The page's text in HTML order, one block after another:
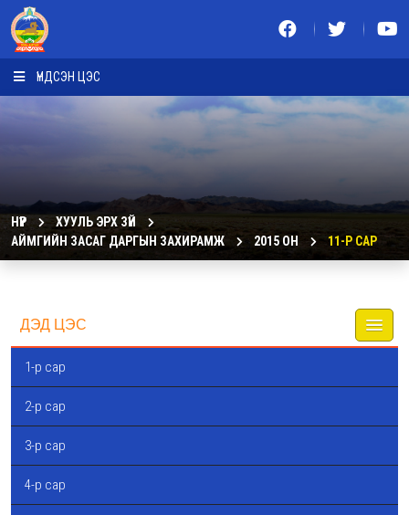
ҮНДСЭН ЦЭС
НҮҮР
ХУУЛЬ ЭРХ ЗҮЙ
АЙМГИЙН ЗАСАГ ДАРГЫН ЗАХИРАМЖ
2015 ОН 11-Р САР
ДЭД ЦЭС
1-р сар
2-р сар
3-р сар
4-р сар